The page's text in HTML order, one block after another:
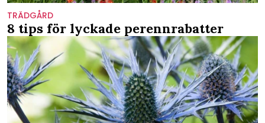
TRÄDGÅRD
8 tips för lyckade perennrabatter